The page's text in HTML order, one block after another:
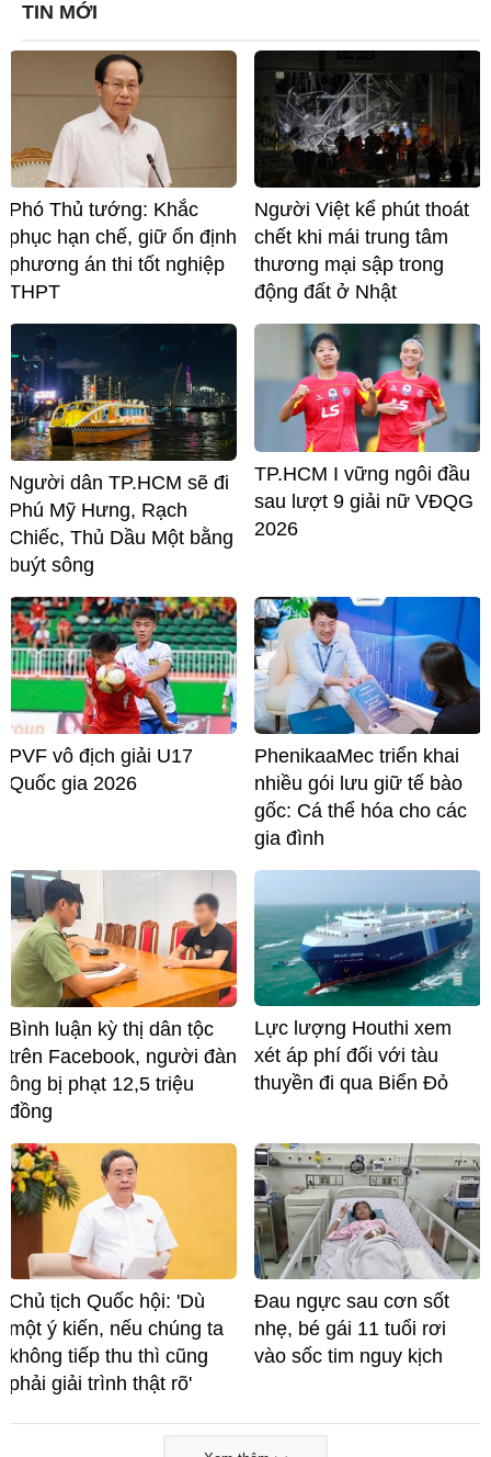
TIN MỚI
Phó Thủ tướng: Khắc
phục hạn chế, giữ ổn định
phương án thi tốt nghiệp
THPT
Người Việt kể phút thoát
chết khi mái trung tâm
thương mại sập trong
động đất ở Nhật
Người dân TP.HCM sẽ đi
Phú Mỹ Hưng, Rạch
Chiếc, Thủ Dầu Một bằng
buýt sông
TP.HCM I vững ngôi đầu
sau lượt 9 giải nữ VĐQG
2026
PVF vô địch giải U17
Quốc gia 2026
PhenikaaMec triển khai
nhiều gói lưu giữ tế bào
gốc: Cá thể hóa cho các
gia đình
Bình luận kỳ thị dân tộc
trên Facebook, người đàn
ông bị phạt 12,5 triệu
đồng
Lực lượng Houthi xem
xét áp phí đối với tàu
thuyền đi qua Biển Đỏ
Chủ tịch Quốc hội: 'Dù
một ý kiến, nếu chúng ta
không tiếp thu thì cũng
phải giải trình thật rõ'
Đau ngực sau cơn sốt
nhẹ, bé gái 11 tuổi rơi
vào sốc tim nguy kịch